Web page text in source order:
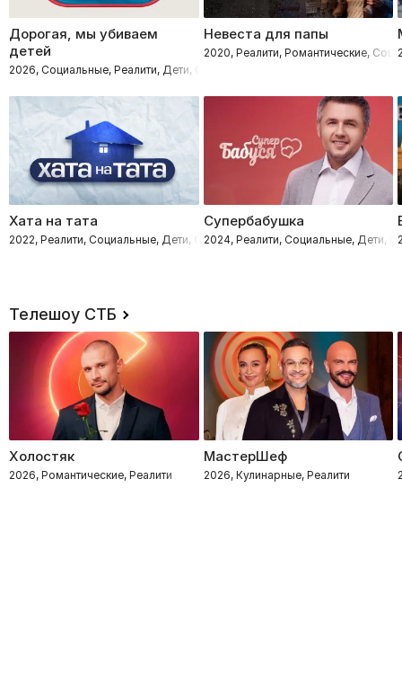
Дорогая, мы убиваем
детей
2026, Социальные, Реалити, Дети, Семейные
Невеста для папы
2020, Реалити, Романтические,
Хата на тата
2022, Реалити, Социальные, Дети, Семейные
Супербабушка
2024, Реалити, Социальные, Дети,
Телешоу СТБ
Холостяк
2026, Романтические, Реалити
МастерШеф
2026, Кулинарные, Реалити